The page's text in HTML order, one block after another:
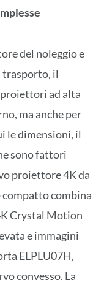
del noleggio e
trasporto, il
ad alta
ma anche per
le dimensioni, il
sono fattori
proiettore 4K da
combina
Crystal Motion
e immagini
ELPLU07H,
convesso. La